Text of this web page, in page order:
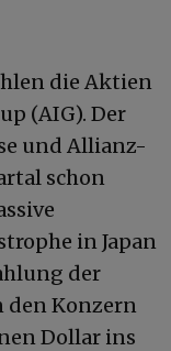
die Aktien
(AIG). Der
und Allianz-
schon
in Japan
der
den Konzern
Dollar ins